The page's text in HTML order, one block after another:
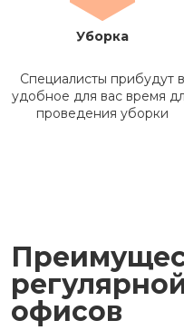
Уборка
Специалисты прибудут в
удобное для вас время
проведения уборки
офисов